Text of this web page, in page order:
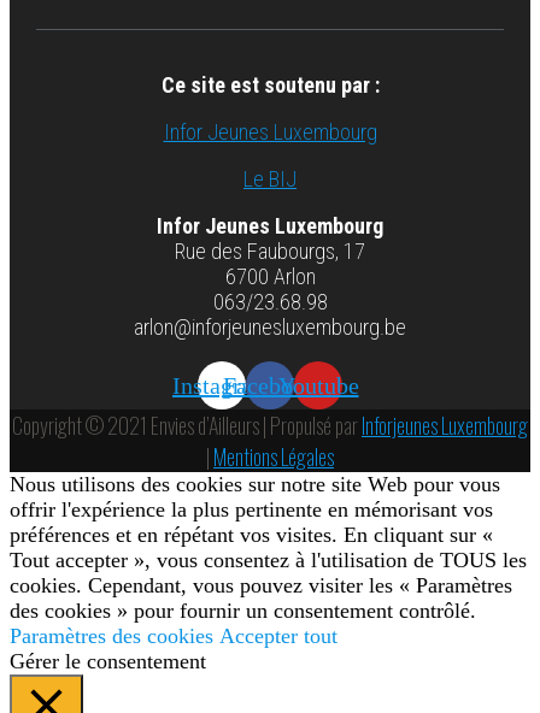
Ce site est soutenu par :
Infor Jeunes Luxembourg
Le BIJ
Infor Jeunes Luxembourg
Rue des Faubourgs, 17
6700 Arlon
063/23.68.98
arlon@inforjeunesluxembourg.be
InstagramFacebookYoutube
Copyright © 2021 Envies d’Ailleurs | Propulsé parInforjeunes Luxembourg
|Mentions Légales
Nous utilisons des cookies sur notre site Web pour vous
offrir l'expérience la plus pertinente en mémorisant vos
préférences et en répétant vos visites. En cliquant sur «
Tout accepter », vous consentez à l'utilisation de TOUS les
cookies. Cependant, vous pouvez visiter les « Paramètres
des cookies » pour fournir un consentement contrôlé.
Paramètres des cookies Accepter tout
Gérer le consentement